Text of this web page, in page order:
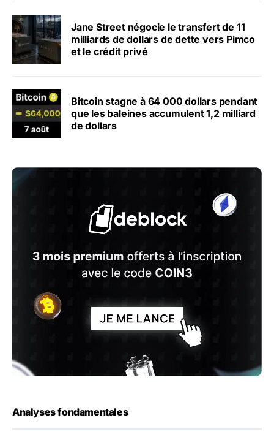
Jane Street négocie le transfert de 11
milliards de dollars de dette vers Pimco
et le crédit privé
Bitcoin stagne à 64 000 dollars pendant
que les baleines accumulent 1,2 milliard
de dollars
Analyses fondamentales